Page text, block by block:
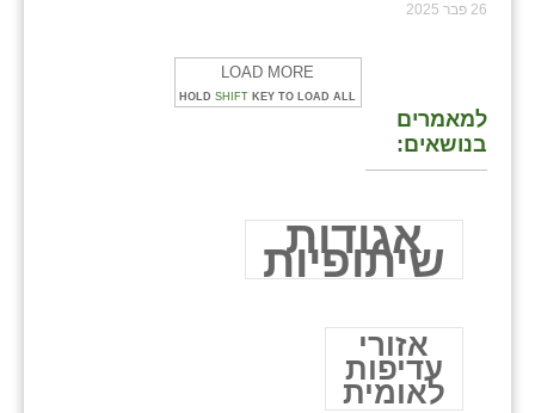
26 פבר 2025
LOAD MORE
HOLD SHIFT KEY TO LOAD ALL
למאמרים
בנושאים:
אגודות
שיתופיות
אזורי
עדיפות
לאומית